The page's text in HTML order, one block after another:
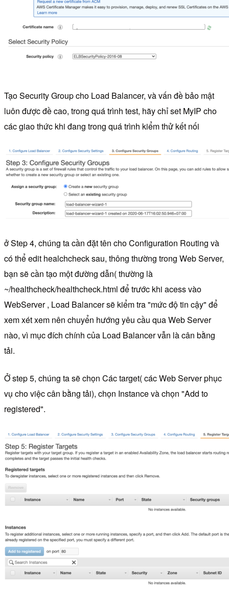
Tạo Security Group cho Load Balancer, và vấn đề bảo mật
luôn được đề cao, trong quá trình test, hãy chỉ set MyIP cho
các giao thức khi đang trong quá trình kiểm thử kết nối
ở Step 4, chúng ta cần đặt tên cho Configuration Routing và
có thể edit healchcheck sau, thông thường trong Web Server,
bạn sẽ cần tạo một đường dẫn( thường là
~/healthcheck/healthcheck.html để trước khi acess vào
WebServer , Load Balancer sẽ kiểm tra "mức độ tin cậy" để
xem xét xem nên chuyển hướng yêu cầu qua Web Server
nào, vì mục đích chính của Load Balancer vẫn là cân bằng
tải.
Ở step 5, chúng ta sẽ chọn Các target( các Web Server phục
vụ cho việc cân bằng tải), chọn Instance và chọn "Add to
registered".